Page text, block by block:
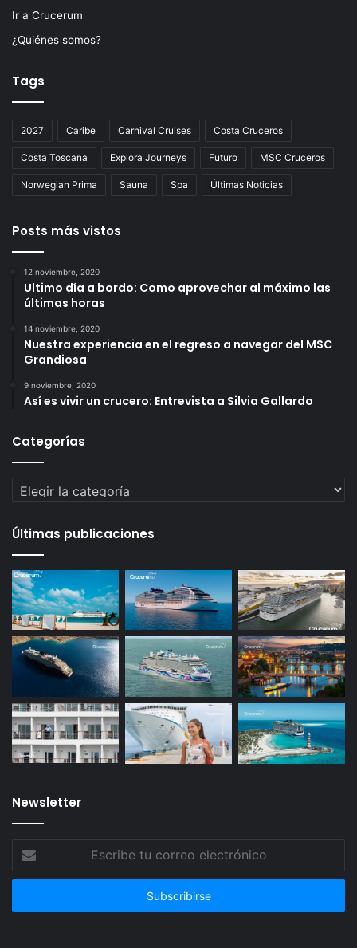
Ir a Crucerum
¿Quiénes somos?
Tags
2027 Caribe Carnival Cruises Costa Cruceros
Costa Toscana Explora Journeys Futuro MSC Cruceros
Norwegian Prima Sauna Spa Últimas Noticias
Posts más vistos
12 noviembre, 2020
Ultimo día a bordo: Como aprovechar al máximo las
últimas horas
14 noviembre, 2020
Nuestra experiencia en el regreso a navegar del MSC
Grandiosa
9 noviembre, 2020
Así es vivir un crucero: Entrevista a Silvia Gallardo
Categorías
Categorías
Últimas publicaciones
Newsletter
correo